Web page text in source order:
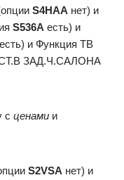
S4HAA нет) и
S536A есть) и
есть) и Функция ТВ
ЗАД.Ч.САЛОНА
с ценами и
S2VSA нет) и